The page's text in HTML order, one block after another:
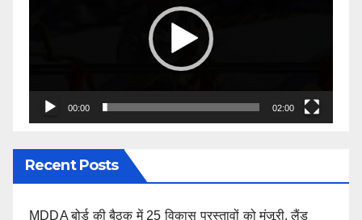
00:00 02:00
Recent Posts
MDDA बोर्ड की बैठक में 25 विकास प्रस्तावों को मंजूरी, लैंड